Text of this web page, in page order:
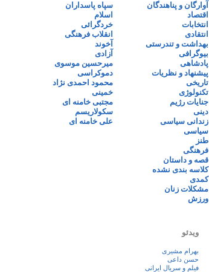
آوارگان و پناهندگان
اقتصاد
انتخابات
انتقادی
بهداشت و تندرستی
بیوگرافی
پادشاهی
پیشنهاد و نظریات
تاریخی
تکنولوژی
جنایات رژیم
دینی
زندانی سیاسی
سیاسی
طنز
فرهنگی
قصه و داستان
کلاسه بندی نشده
کمدی
مشکلات زنان
ورزش
سپاه پاسداران
اسلام
خردگرائی
انقلاب فرهنگی
آخوند
آزادی
میرحسین موسوی
دموکراسی
محمود احمدی نژاد
خمینی
مجتبی خامنه ای
سکولاریسم
علی خامنه ای
ویدئو
بهرام مشیری
حسن داعی
فيلم و سريال ايرانی